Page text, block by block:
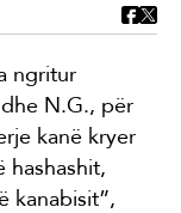
ngritur
N.G., për
kanë kryer
hashashit,
kanabisit”,